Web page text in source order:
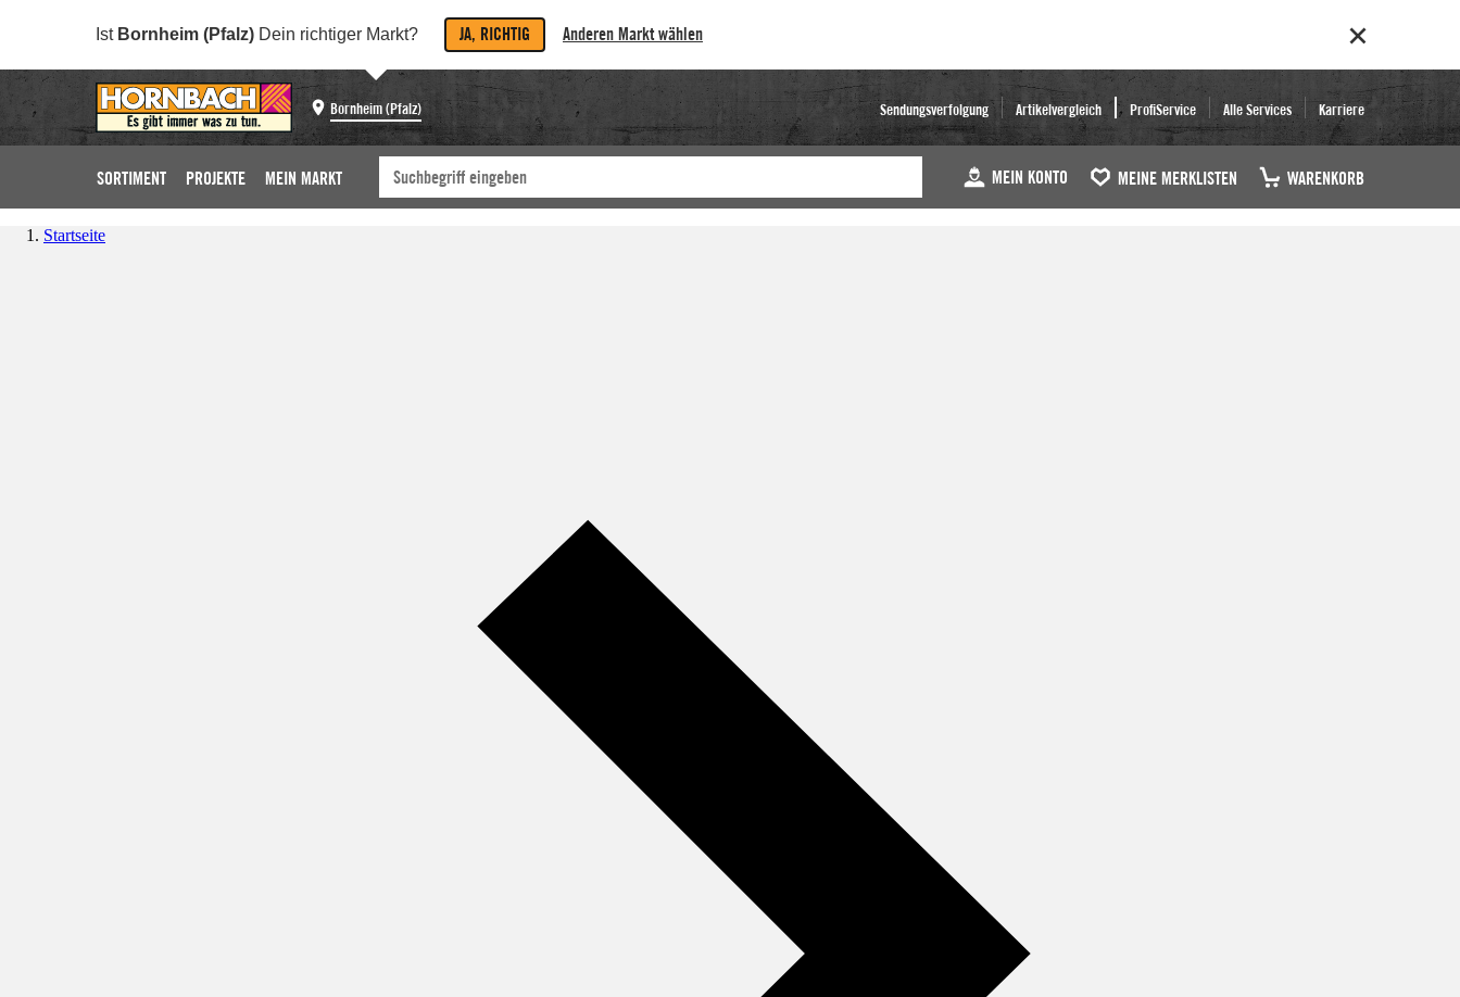
Ist Bornheim (Pfalz) Dein richtiger Markt? JA, RICHTIG Anderen Markt wählen
Bornheim (Pfalz) Sendungsverfolgung Artikelvergleich ProfiService Alle Services Karriere
SORTIMENT PROJEKTE MEIN MARKT MEIN KONTO MEINE MERKLISTEN WARENKORB
Startseite